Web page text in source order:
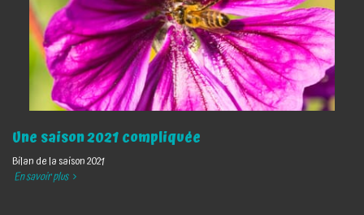
Une saison 2021 compliquée
Bilan de la saison 2021
En savoir plus